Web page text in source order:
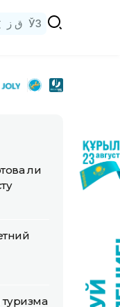
ق ز ЎЗ
ли